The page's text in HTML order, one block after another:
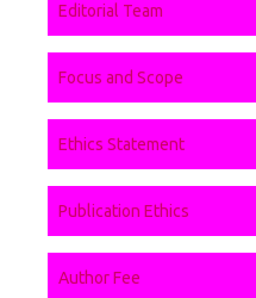
Editorial Team
Focus and Scope
Ethics Statement
Publication Ethics
Author Fee